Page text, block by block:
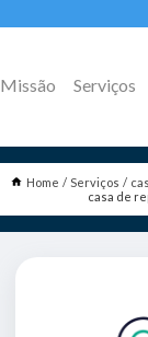
Missão Serviços
Home Serviços
casa de